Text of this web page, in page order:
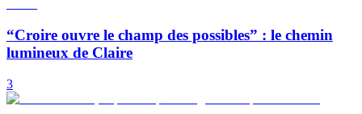
“Croire ouvre le champ des possibles” : le chemin
lumineux de Claire
3